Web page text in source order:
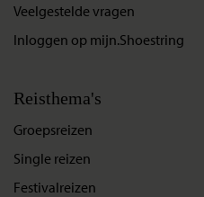
Veelgestelde vragen
Inloggen op mijn.Shoestring
Reisthema's
Groepsreizen
Single reizen
Festivalreizen